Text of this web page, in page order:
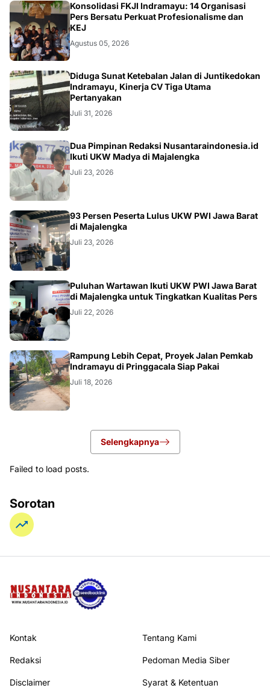
Konsolidasi FKJI Indramayu: 14 Organisasi
Pers Bersatu Perkuat Profesionalisme dan
KEJ
Agustus 05, 2026
KRIMINAL
Diduga Sunat Ketebalan Jalan di Juntikedokan
Indramayu, Kinerja CV Tiga Utama
Pertanyakan
Juli 31, 2026
Dua Pimpinan Redaksi Nusantaraindonesia.id
Ikuti UKW Madya di Majalengka
Juli 23, 2026
93 Persen Peserta Lulus UKW PWI Jawa Barat
di Majalengka
Juli 23, 2026
Puluhan Wartawan Ikuti UKW PWI Jawa Barat
di Majalengka untuk Tingkatkan Kualitas Pers
Juli 22, 2026
LOKAL
Rampung Lebih Cepat, Proyek Jalan Pemkab
Indramayu di Pringgacala Siap Pakai
Juli 18, 2026
Selengkapnya
Failed to load posts.
Sorotan
Kontak Tentang Kami
Redaksi Pedoman Media Siber
Disclaimer Syarat & Ketentuan